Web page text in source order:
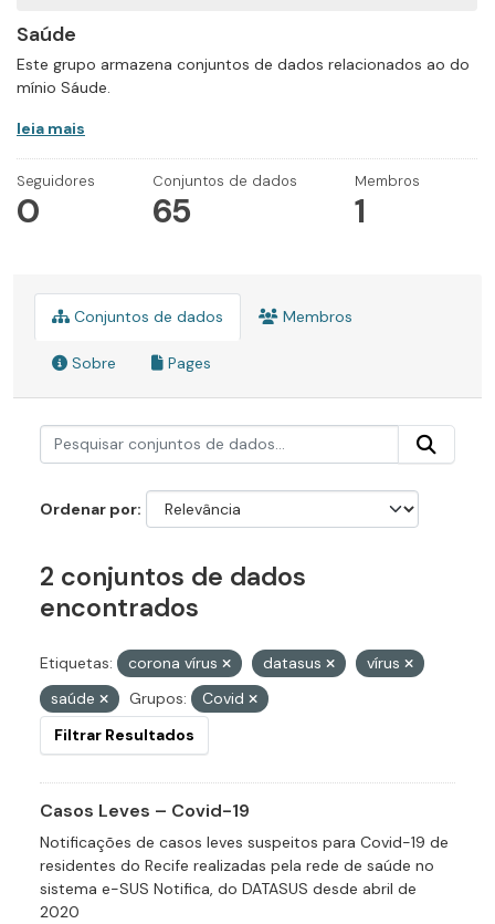
Saúde
Este grupo armazena conjuntos de dados relacionados ao do
mínio Sáude.
leia mais
Seguidores
0
Conjuntos de dados
65
Membros
1
Conjuntos de dados Membros
Sobre Pages
Ordenar por
2 conjuntos de dados
encontrados
Etiquetas: corona vírus datasus
vírus
saúde
Grupos:
Covid
Filtrar Resultados
Casos Leves – Covid-19
Notificações de casos leves suspeitos para Covid-19 de
residentes do Recife realizadas pela rede de saúde no
sistema e-SUS Notifica, do DATASUS desde abril de
2020